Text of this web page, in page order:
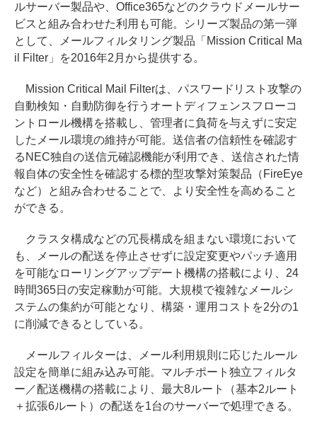
ルサーバー製品や、Office365などのクラウドメールサー
ビスと組み合わせた利用も可能。シリーズ製品の第一弾
として、メールフィルタリング製品「Mission Critical Ma
il Filter」を2016年2月から提供する。
Mission Critical Mail Filterは、パスワードリスト攻撃の
自動検知・自動防御を行うオートディフェンスフローコ
ントロール機構を搭載し、管理者に負荷を与えずに安定
したメール環境の維持が可能。送信者の信頼性を確認す
るNEC独自の送信元確認機能が利用でき、送信された情
報自体の安全性を確認する標的型攻撃対策製品（FireEye
など）と組み合わせることで、より安全性を高めること
ができる。
クラスタ構成などの冗長構成を組まない環境において
も、メールの配送を停止させずに設定変更やパッチ適用
を可能なローリングアップデート機構の搭載により、24
時間365日の安定稼動が可能。大規模で複雑なメールシ
ステムの集約が可能となり、構築・運用コストを2分の1
に削減できるとしている。
メールフィルターは、メール利用規則に応じたルール
設定を簡単に組み込み可能。マルチポート独立フィルタ
ー／配送機構の搭載により、最大8ルート（基本2ルート
＋拡張6ルート）の配送を1台のサーバーで処理できる。